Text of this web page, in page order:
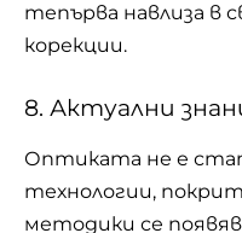
тепърва навлиза в
корекции.
8. Актуални
Оптиката не е
технологии,
методики се